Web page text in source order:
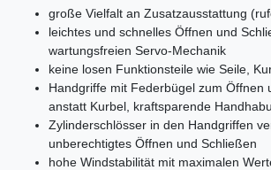
große Vielfalt an Zusatzausstattung
leichtes und schnelles Öffnen und
wartungsfreien Servo-Mechanik
keine losen Funktionsteile wie Seile,
Handgriffe mit Federbügel zum Öffnen
anstatt Kurbel, kraftsparende
Zylinderschlösser in den Handgriffen
unberechtigtes Öffnen und Schließen
hohe Windstabilität mit maximalen